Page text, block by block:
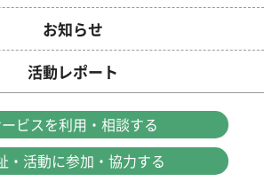
お知らせ
活動レポート
ビスを利用・相談する
・活動に参加・協力する